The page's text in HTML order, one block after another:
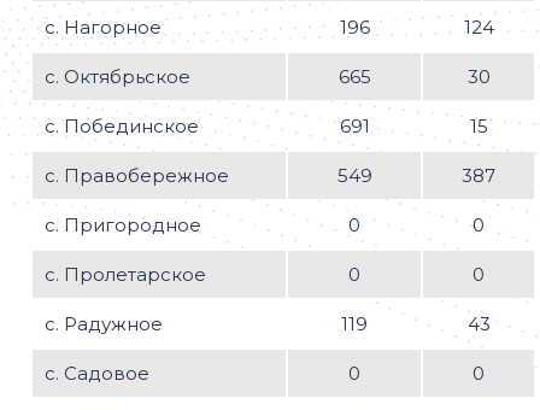
с. Нагорное 196 124
с. Октябрьское 665 30
с. Побединское 691 15
с. Правобережное 549 387
с. Пригородное 0 0
с. Пролетарское 0 0
с. Радужное 119 43
с. Садовое 0 0